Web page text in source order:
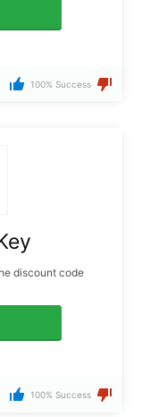
100% Success
discount code
100% Success